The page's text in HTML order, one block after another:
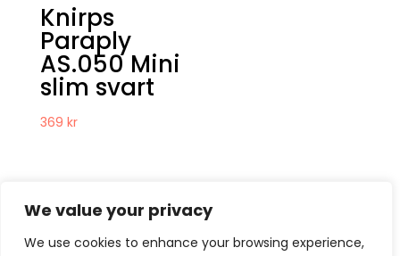
We value your privacy
We use cookies to enhance your browsing experience,
Knirps
Paraply
AS.050 Mini
slim svart
369 kr